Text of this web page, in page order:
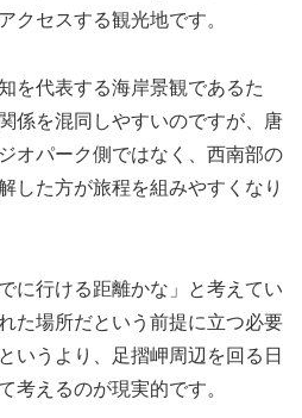
クセスする観光地です。
を代表する海岸景観であるた
係を混同しやすいのですが、唐
オパーク側ではなく、西南部の
した方が旅程を組みやすくなり
に行ける距離かな」と考えてい
た場所だという前提に立つ必要
いうより、足摺岬周辺を回る日
考えるのが現実的です。